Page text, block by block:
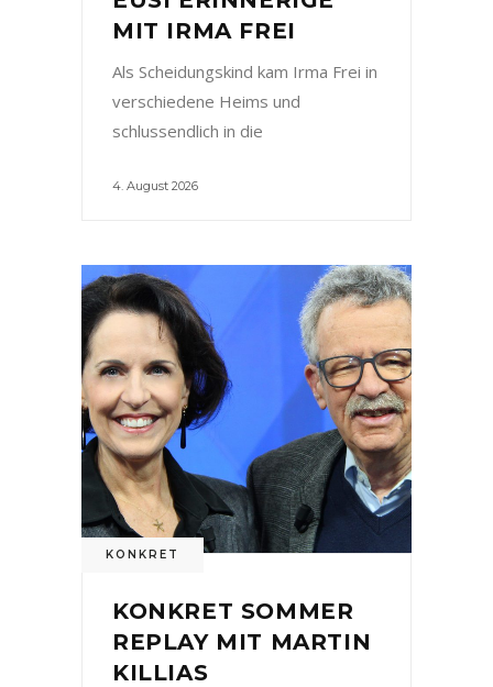
MIT IRMA FREI
Als Scheidungskind kam Irma Frei in
verschiedene Heims und
schlussendlich in die
4. August 2026
KONKRET
KONKRET SOMMER
REPLAY MIT MARTIN
KILLIAS